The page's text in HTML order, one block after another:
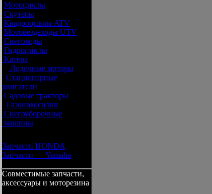
Мотоциклы
Скутеры
Квадроциклы ATV
Мотовездеходы UTV
Снегоходы
Гидроциклы
Катера
Лодочные моторы
Стационарные
двигатели
Садовые тракторы
Газонокосилки
Снегоуборочные
машины
Запчасти HONDA
Запчасти — Yamaha
Совместимые запчасти,
аксессуары и моторезина